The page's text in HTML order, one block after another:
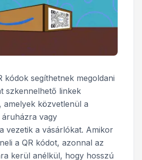
kódok segíthetnek megoldani
szkennelhető linkek
amelyek közvetlenül a
vagy
vezetik a vásárlókat. Amikor
a QR kódot, azonnal az
kerül anélkül, hogy hosszú